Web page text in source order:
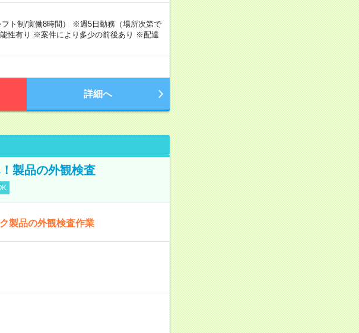
ト制/実働8時間） ※週5日勤務（場所次第で
性有り ※案件により多少の前後あり ※配達
詳細へ
製品の外観検査
製品の外観検査作業